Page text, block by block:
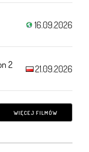
16.09.2026
2 21.09.2026
WIĘCEJ FILMÓW